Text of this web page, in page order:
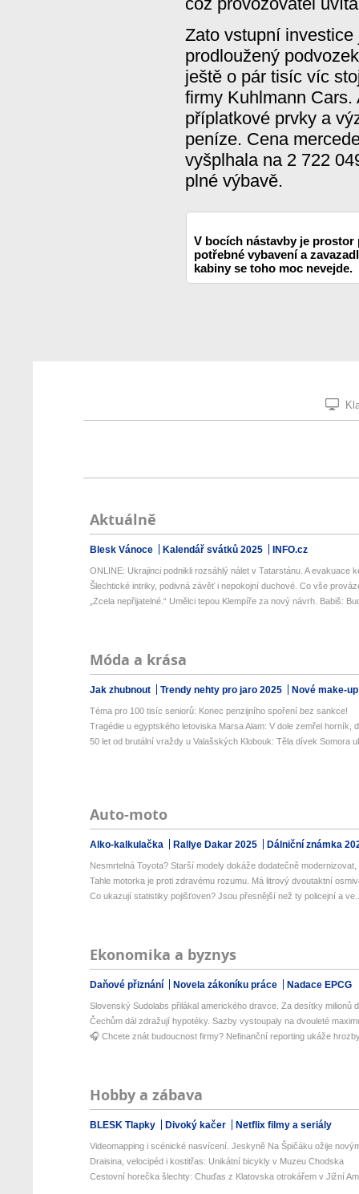
Zato vstupní
prodloužený
ještě o pár tisíc víc
firmy Kuhlmann
příplatkové prvky a
peníze. Cena
vyšplhala na 2 722
plné výbavě.
V bocích nástavby je
potřebné vybavení a
kabiny se toho moc nevejde.
Aktuálně
Blesk Vánoce Kalendář svátků 2025 INFO.cz
ONLINE: Ukrajinci podnikli rozsáhlý nálet v Tatarstánu. A evakuace
Šlechtické intriky, podivná závěť i nepokojní duchové. Co vše
„Zcela nepřijatelné.“ Umělci tepou Klempíře za nový návrh. Babiš:
Móda a krása
Jak zhubnout Trendy nehty pro jaro 2025 Nové make-
Téma pro 100 tisíc seniorů: Konec penzijního spoření bez sankce!
Tragédie u egyptského letoviska Marsa Alam: V dole zemřel horník,
50 let od brutální vraždy u Valašských Klobouk: Těla dívek Somora
Auto-moto
Alko-kalkulačka Rallye Dakar 2025 Dálniční známka
Nesmrtelná Toyota? Starší modely dokáže dodatečně
Tahle motorka je proti zdravému rozumu. Má litrový dvoutaktní
Co ukazují statistiky pojišťoven? Jsou přesnější než ty policejní a
Ekonomika a byznys
Daňové přiznání Novela zákoníku práce Nadace EPCG
Slovenský Sudolabs přilákal amerického dravce. Za desítky milionů
Čechům dál zdražují hypotéky. Sazby vystoupaly na dvouleté
🎧 Chcete znát budoucnost firmy? Nefinanční reporting ukáže
Hobby a zábava
BLESK Tlapky Divoký kačer Netflix filmy a seriály
Videomapping i scénické nasvícení. Jeskyně Na Špičáku ožije
Draisina, velocipéd i kostitřas: Unikátní bicykly v Muzeu Chodska
Cestovní horečka šlechty: Chuďas z Klatovska otrokářem v Jižní